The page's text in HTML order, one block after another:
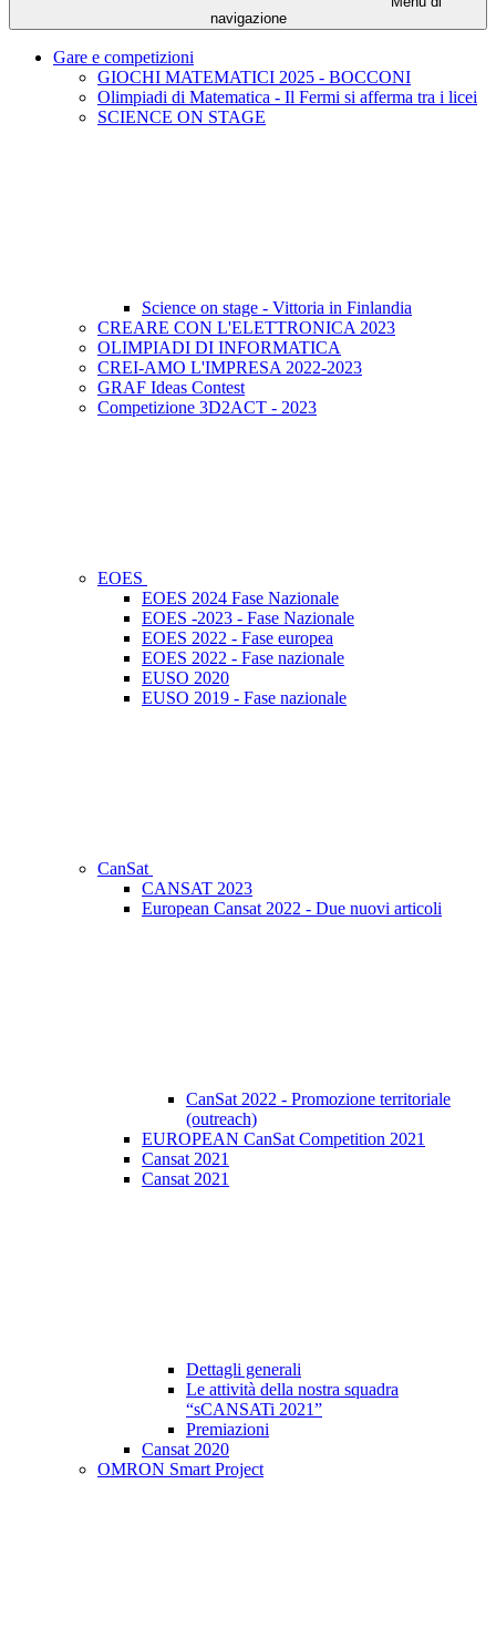
navigazione
Gare e competizioni
GIOCHI MATEMATICI 2025 - BOCCONI
Olimpiadi di Matematica - Il Fermi si afferma tra i licei
SCIENCE ON STAGE
Science on stage - Vittoria in Finlandia
CREARE CON L'ELETTRONICA 2023
OLIMPIADI DI INFORMATICA
CREI-AMO L'IMPRESA 2022-2023
GRAF Ideas Contest
Competizione 3D2ACT - 2023
EOES
EOES 2024 Fase Nazionale
EOES -2023 - Fase Nazionale
EOES 2022 - Fase europea
EOES 2022 - Fase nazionale
EUSO 2020
EUSO 2019 - Fase nazionale
CanSat
CANSAT 2023
European Cansat 2022 - Due nuovi articoli
CanSat 2022 - Promozione territoriale
(outreach)
EUROPEAN CanSat Competition 2021
Cansat 2021
Cansat 2021
Dettagli generali
Le attività della nostra squadra
“sCANSATi 2021”
Premiazioni
Cansat 2020
OMRON Smart Project